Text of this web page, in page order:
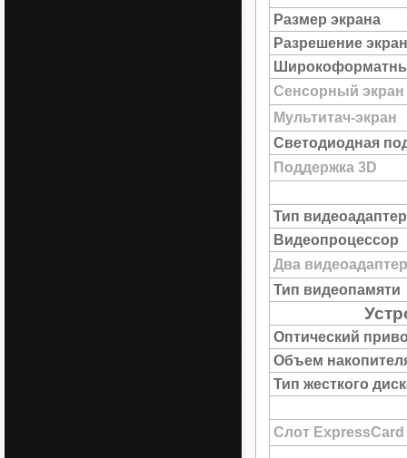
Размер экрана
Разрешение
Сенсорный экран
Мультитач-экран
Светодиодная
Поддержка 3D
Тип
Видеопроцессор
Два
Тип видеопамяти
Оптический
Объем
Тип жесткого
Слот ExpressCard